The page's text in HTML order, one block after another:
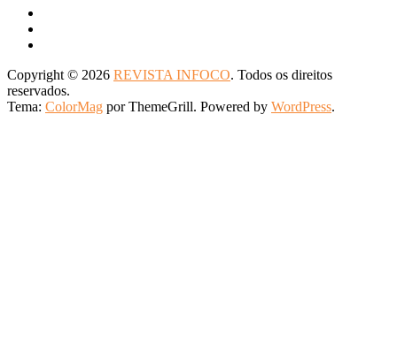
Copyright © 2026 REVISTA INFOCO. Todos os direitos
reservados.
Tema: ColorMag por ThemeGrill. Powered by WordPress.